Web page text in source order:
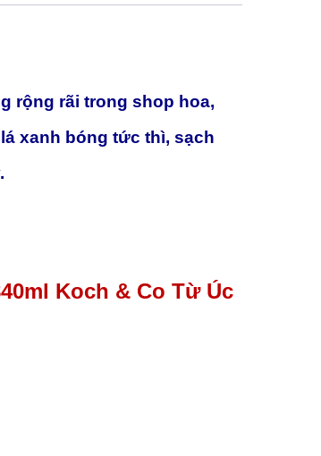
rộng rãi trong shop hoa,
xanh bóng tức thì, sạch
Koch & Co Từ Úc